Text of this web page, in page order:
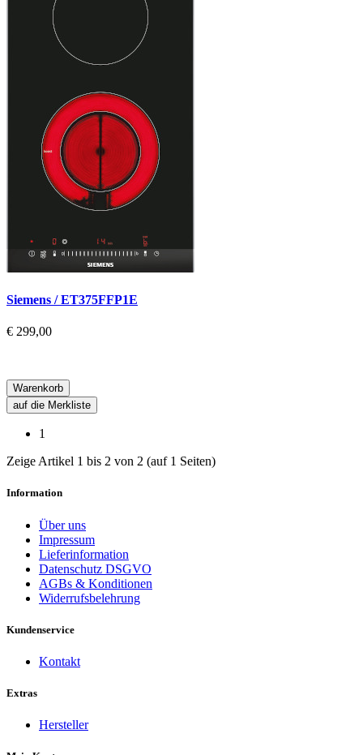
Siemens / ET375FFP1E
€ 299,00
Warenkorb
auf die Merkliste
1
Zeige Artikel 1 bis 2 von 2 (auf 1 Seiten)
Information
Über uns
Impressum
Lieferinformation
Datenschutz DSGVO
AGBs & Konditionen
Widerrufsbelehrung
Kundenservice
Kontakt
Extras
Hersteller